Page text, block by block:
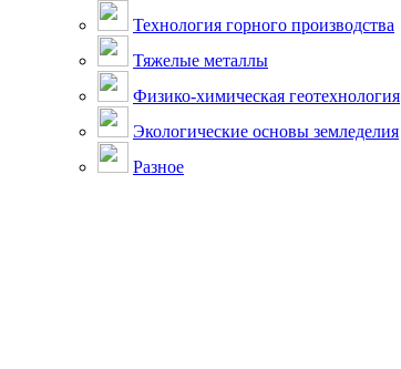
Технология горного производства
Тяжелые металлы
Физико-химическая геотехнология
Экологические основы земледелия
Разное